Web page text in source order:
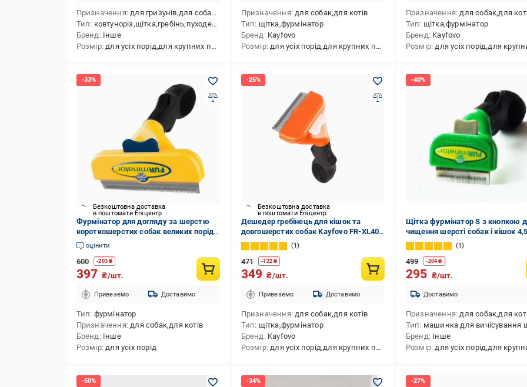
Призначення для гризунів,для собак,для котів,для свійських тварин
Тип ковтуноріз,щітка,гребінь,пуходерка,гребінець,фурмінатор
Бренд Інше
Розмір для усіх порід,для крупних порід,для середніх порід,для малих порід
Призначення для собак,для котів
Тип щітка,фурмінатор
Бренд Kayfovo
Розмір для усіх порід,для крупних порід,для середніх порід,для малих порід
Призначення для собак,для
Тип щітка,фурмінатор
Бренд Kayfovo
Розмір для усіх порід,для крупних порід,для середніх порід,для
Безкоштовна доставка
в поштомати Епіцентр
Фурмінатор для догляду за шерстю
короткошерстих собак великих порід
(SFD-10-Yellow)
оцінити
600 -203₴
397 ₴/шт.
Привеземо Доставимо
Тип фурмінатор
Призначення для собак,для котів
Бренд Інше
Розмір для усіх порід
Безкоштовна доставка
в поштомати Епіцентр
Дешедер гребінець для кішок та
довгошерстих собак Kayfovo FR-XL40
щітка для видалення підшерстка
(29019)
1
471 -122 ₴
349 ₴/шт.
Привеземо Доставимо
Призначення для собак,для котів
Тип щітка,фурмінатор
Бренд Kayfovo
Розмір для усіх порід,для крупних порід,для середніх порід,для малих порід
Щітка фурмінатор S з кнопкою
чищення шерсті собак і кішок
1
499 -204 ₴
295 ₴/шт.
Доставимо
Призначення для собак,для котів,для
Тип машинка для вичісування
Бренд Інше
Розмір для усіх порід,для крупних порід,для середніх порід,для